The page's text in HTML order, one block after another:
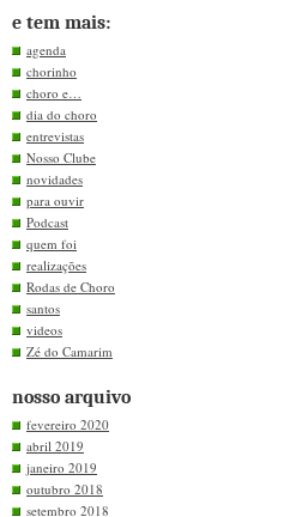
e tem mais:
agenda
chorinho
choro e…
dia do choro
entrevistas
Nosso Clube
novidades
para ouvir
Podcast
quem foi
realizações
Rodas de Choro
santos
videos
Zé do Camarim
nosso arquivo
fevereiro 2020
abril 2019
janeiro 2019
outubro 2018
setembro 2018